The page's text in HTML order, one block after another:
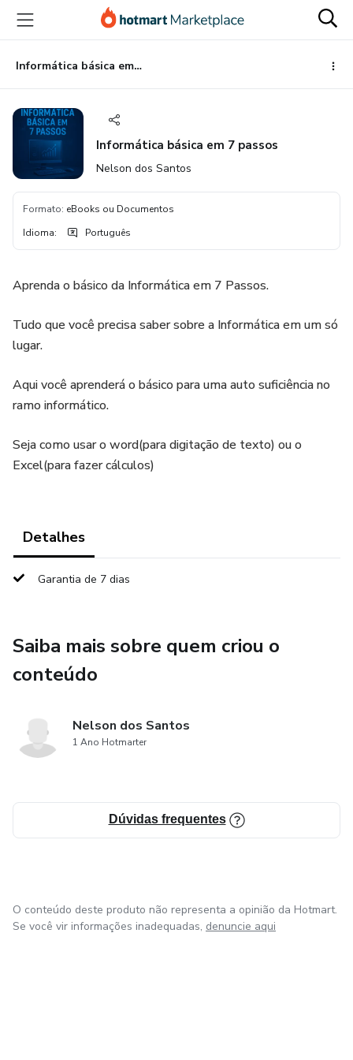
para
conteúdo
principal
para
pagamento
para
rodapé
Informática básica em 7 passos
Informática básica em 7 passos
Nelson dos Santos
Formato: eBooks ou Documentos
Idioma: Português
Aprenda o básico da Informática em 7 Passos.
Tudo que você precisa saber sobre a Informática em um só
lugar.
Aqui você aprenderá o básico para uma auto suficiência no
ramo informático.
Seja como usar o word(para digitação de texto) ou o
Excel(para fazer cálculos)
Detalhes
Garantia de 7 dias
Saiba mais sobre quem criou o
conteúdo
Nelson dos Santos
1 Ano Hotmarter
Dúvidas frequentes
O conteúdo deste produto não representa a opinião da Hotmart.
Se você vir informações inadequadas, denuncie aqui